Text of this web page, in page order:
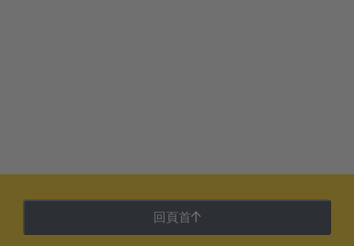
回頁首